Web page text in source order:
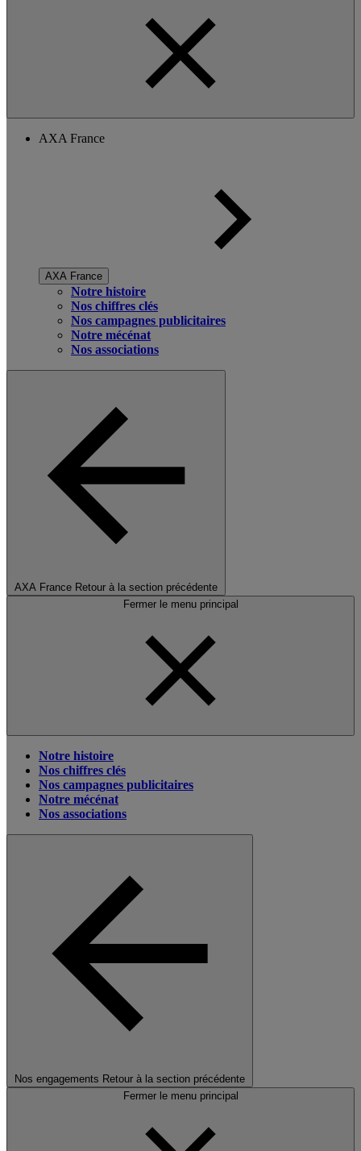
AXA France
AXA France
Notre histoire
Nos chiffres clés
Nos campagnes publicitaires
Notre mécénat
Nos associations
AXA France Retour à la section précédente
Fermer le menu principal
Notre histoire
Nos chiffres clés
Nos campagnes publicitaires
Notre mécénat
Nos associations
Nos engagements Retour à la section précédente
Fermer le menu principal